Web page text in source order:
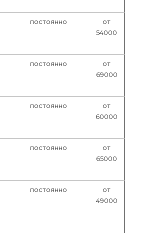
постоянно
от
54000
постоянно
от
69000
постоянно
от
60000
постоянно
от
65000
постоянно
от
49000